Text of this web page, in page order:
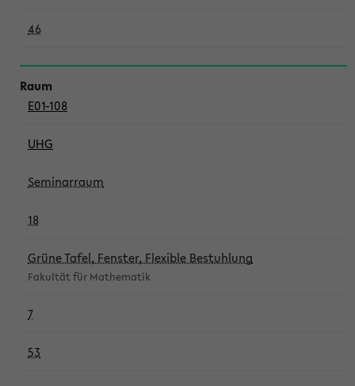
46
E01-108
UHG
Seminarraum
18
Grüne Tafel, Fenster, Flexible Bestuhlung
Fakultät für Mathematik
7
53